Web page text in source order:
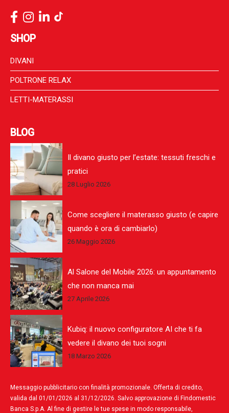
SHOP
DIVANI
POLTRONE RELAX
LETTI-MATERASSI
BLOG
Il divano giusto per l’estate: tessuti freschi e
pratici
28 Luglio 2026
Come scegliere il materasso giusto (e capire
quando è ora di cambiarlo)
26 Maggio 2026
Al Salone del Mobile 2026: un appuntamento
che non manca mai
27 Aprile 2026
Kubiq: il nuovo configuratore AI che ti fa
vedere il divano dei tuoi sogni
18 Marzo 2026
Messaggio pubblicitario con finalità promozionale. Offerta di credito,
valida dal 01/01/2026 al 31/12/2026. Salvo approvazione di Findomestic
Banca S.p.A. Al fine di gestire le tue spese in modo responsabile,